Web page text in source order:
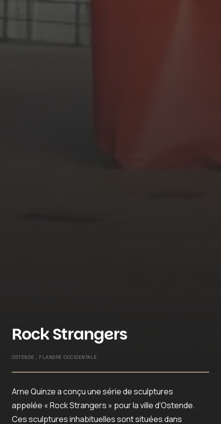
Rock Strangers
OSTENDE , FLANDRE OCCIDENTALE
Arne Quinze a conçu une série de sculptures
appelée « Rock Strangers » pour la ville d’Ostende.
Ces sculptures inhabituelles sont situées dans